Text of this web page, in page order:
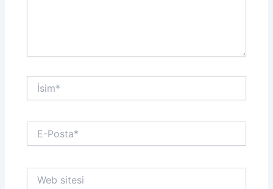
İsim*
Posta*
sitesi